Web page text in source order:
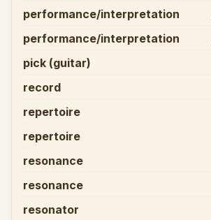
performance/interpretation
performance/interpretation
pick (guitar)
record
repertoire
repertoire
resonance
resonance
resonator